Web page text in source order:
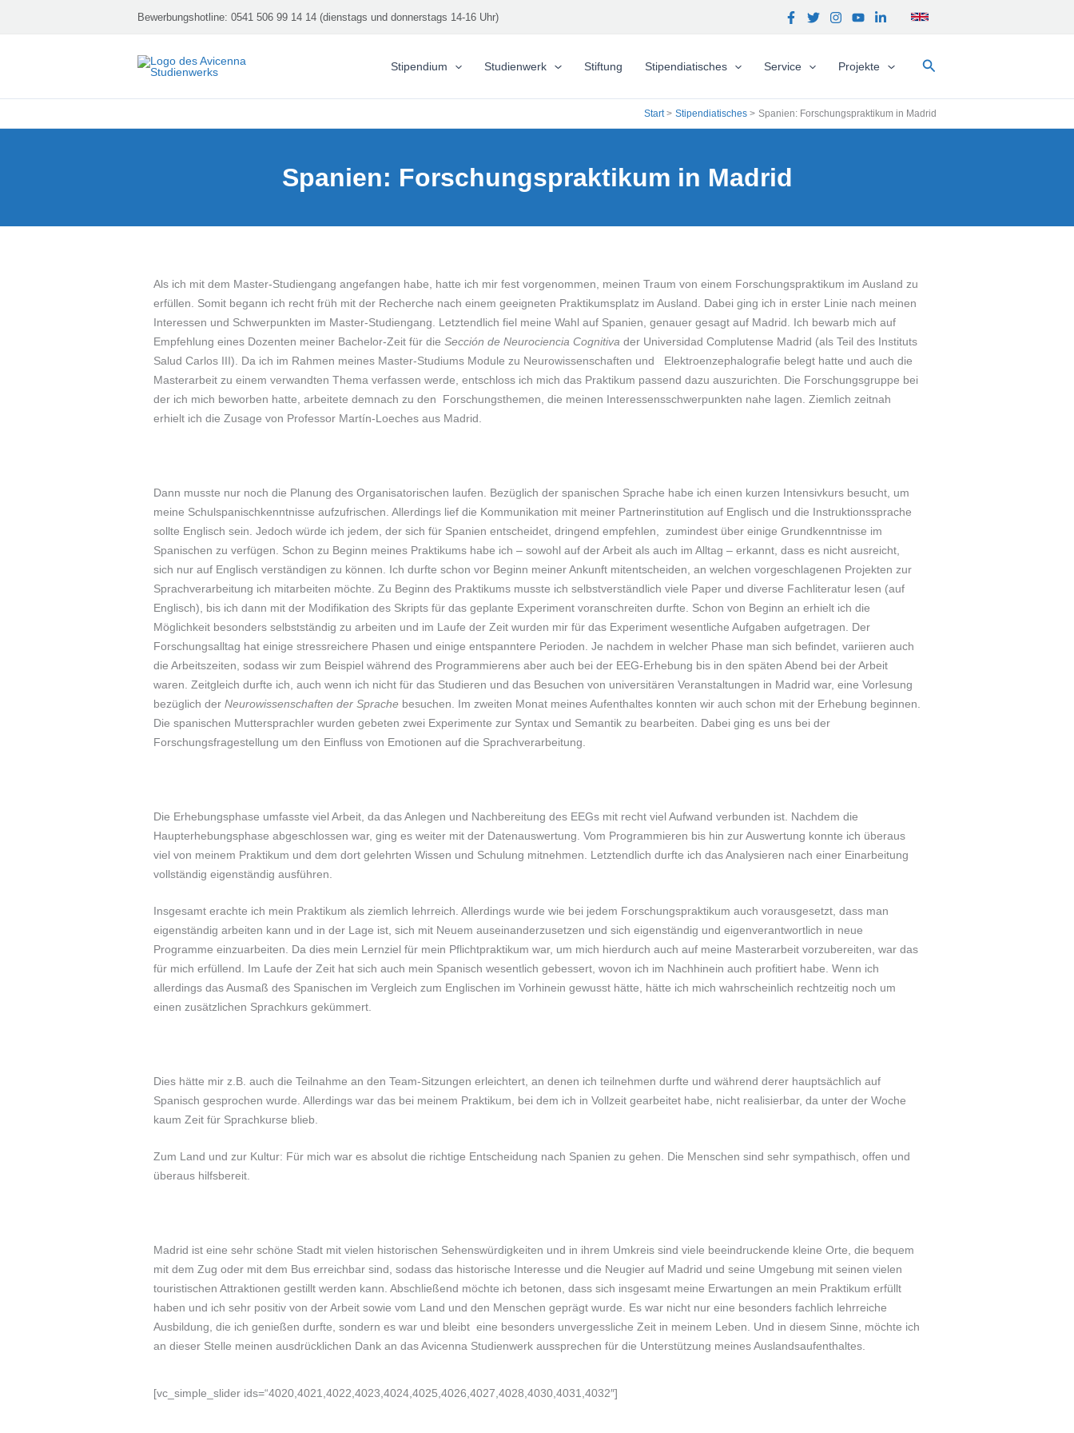
Bewerbungshotline: 0541 506 99 14 14 (dienstags und donnerstags 14-16 Uhr)
Stipendium Studienwerk Stiftung Stipendiatisches Service Projekte Suchen
Start Stipendiatisches Spanien: Forschungspraktikum in Madrid
Spanien: Forschungspraktikum in Madrid
Als ich mit dem Master-Studiengang angefangen habe, hatte ich mir fest vorgenommen, meinen Traum von einem Forschungspraktikum im Ausland zu
erfüllen. Somit begann ich recht früh mit der Recherche nach einem geeigneten Praktikumsplatz im Ausland. Dabei ging ich in erster Linie nach meinen
Interessen und Schwerpunkten im Master-Studiengang. Letztendlich fiel meine Wahl auf Spanien, genauer gesagt auf Madrid. Ich bewarb mich auf
Empfehlung eines Dozenten meiner Bachelor-Zeit für die Sección de Neurociencia Cognitiva der Universidad Complutense Madrid (als Teil des Instituts
Salud Carlos III). Da ich im Rahmen meines Master-Studiums Module zu Neurowissenschaften und Elektroenzephalografie belegt hatte und auch die
Masterarbeit zu einem verwandten Thema verfassen werde, entschloss ich mich das Praktikum passend dazu auszurichten. Die Forschungsgruppe bei
der ich mich beworben hatte, arbeitete demnach zu den Forschungsthemen, die meinen Interessensschwerpunkten nahe lagen. Ziemlich zeitnah
erhielt ich die Zusage von Professor Martín-Loeches aus Madrid.
Dann musste nur noch die Planung des Organisatorischen laufen. Bezüglich der spanischen Sprache habe ich einen kurzen Intensivkurs besucht, um
meine Schulspanischkenntnisse aufzufrischen. Allerdings lief die Kommunikation mit meiner Partnerinstitution auf Englisch und die Instruktionssprache
sollte Englisch sein. Jedoch würde ich jedem, der sich für Spanien entscheidet, dringend empfehlen, zumindest über einige Grundkenntnisse im
Spanischen zu verfügen. Schon zu Beginn meines Praktikums habe ich – sowohl auf der Arbeit als auch im Alltag – erkannt, dass es nicht ausreicht,
sich nur auf Englisch verständigen zu können. Ich durfte schon vor Beginn meiner Ankunft mitentscheiden, an welchen vorgeschlagenen Projekten zur
Sprachverarbeitung ich mitarbeiten möchte. Zu Beginn des Praktikums musste ich selbstverständlich viele Paper und diverse Fachliteratur lesen (auf
Englisch), bis ich dann mit der Modifikation des Skripts für das geplante Experiment voranschreiten durfte. Schon von Beginn an erhielt ich die
Möglichkeit besonders selbstständig zu arbeiten und im Laufe der Zeit wurden mir für das Experiment wesentliche Aufgaben aufgetragen. Der
Forschungsalltag hat einige stressreichere Phasen und einige entspanntere Perioden. Je nachdem in welcher Phase man sich befindet, variieren auch
die Arbeitszeiten, sodass wir zum Beispiel während des Programmierens aber auch bei der EEG-Erhebung bis in den späten Abend bei der Arbeit
waren. Zeitgleich durfte ich, auch wenn ich nicht für das Studieren und das Besuchen von universitären Veranstaltungen in Madrid war, eine Vorlesung
bezüglich der Neurowissenschaften der Sprache besuchen. Im zweiten Monat meines Aufenthaltes konnten wir auch schon mit der Erhebung beginnen.
Die spanischen Muttersprachler wurden gebeten zwei Experimente zur Syntax und Semantik zu bearbeiten. Dabei ging es uns bei der
Forschungsfragestellung um den Einfluss von Emotionen auf die Sprachverarbeitung.
Die Erhebungsphase umfasste viel Arbeit, da das Anlegen und Nachbereitung des EEGs mit recht viel Aufwand verbunden ist. Nachdem die
Haupterhebungsphase abgeschlossen war, ging es weiter mit der Datenauswertung. Vom Programmieren bis hin zur Auswertung konnte ich überaus
viel von meinem Praktikum und dem dort gelehrten Wissen und Schulung mitnehmen. Letztendlich durfte ich das Analysieren nach einer Einarbeitung
vollständig eigenständig ausführen.
Insgesamt erachte ich mein Praktikum als ziemlich lehrreich. Allerdings wurde wie bei jedem Forschungspraktikum auch vorausgesetzt, dass man
eigenständig arbeiten kann und in der Lage ist, sich mit Neuem auseinanderzusetzen und sich eigenständig und eigenverantwortlich in neue
Programme einzuarbeiten. Da dies mein Lernziel für mein Pflichtpraktikum war, um mich hierdurch auch auf meine Masterarbeit vorzubereiten, war das
für mich erfüllend. Im Laufe der Zeit hat sich auch mein Spanisch wesentlich gebessert, wovon ich im Nachhinein auch profitiert habe. Wenn ich
allerdings das Ausmaß des Spanischen im Vergleich zum Englischen im Vorhinein gewusst hätte, hätte ich mich wahrscheinlich rechtzeitig noch um
einen zusätzlichen Sprachkurs gekümmert.
Dies hätte mir z.B. auch die Teilnahme an den Team-Sitzungen erleichtert, an denen ich teilnehmen durfte und während derer hauptsächlich auf
Spanisch gesprochen wurde. Allerdings war das bei meinem Praktikum, bei dem ich in Vollzeit gearbeitet habe, nicht realisierbar, da unter der Woche
kaum Zeit für Sprachkurse blieb.
Zum Land und zur Kultur: Für mich war es absolut die richtige Entscheidung nach Spanien zu gehen. Die Menschen sind sehr sympathisch, offen und
überaus hilfsbereit.
Madrid ist eine sehr schöne Stadt mit vielen historischen Sehenswürdigkeiten und in ihrem Umkreis sind viele beeindruckende kleine Orte, die bequem
mit dem Zug oder mit dem Bus erreichbar sind, sodass das historische Interesse und die Neugier auf Madrid und seine Umgebung mit seinen vielen
touristischen Attraktionen gestillt werden kann. Abschließend möchte ich betonen, dass sich insgesamt meine Erwartungen an mein Praktikum erfüllt
haben und ich sehr positiv von der Arbeit sowie vom Land und den Menschen geprägt wurde. Es war nicht nur eine besonders fachlich lehrreiche
Ausbildung, die ich genießen durfte, sondern es war und bleibt eine besonders unvergessliche Zeit in meinem Leben. Und in diesem Sinne, möchte ich
an dieser Stelle meinen ausdrücklichen Dank an das Avicenna Studienwerk aussprechen für die Unterstützung meines Auslandsaufenthaltes.
[vc_simple_slider ids=“4020,4021,4022,4023,4024,4025,4026,4027,4028,4030,4031,4032″]